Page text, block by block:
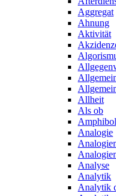
Aggregat
Ahnung
Aktivität
Allheit
Als ob
Analogie
Analyse
Analytik
Analytik